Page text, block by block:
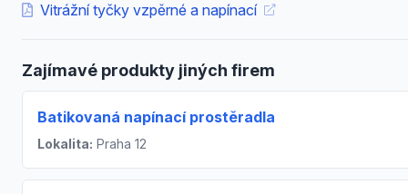
Vitrážní tyčky vzpěrné a napínací
Zajímavé produkty jiných firem
Batikovaná napínací prostěradla
Lokalita: Praha 12